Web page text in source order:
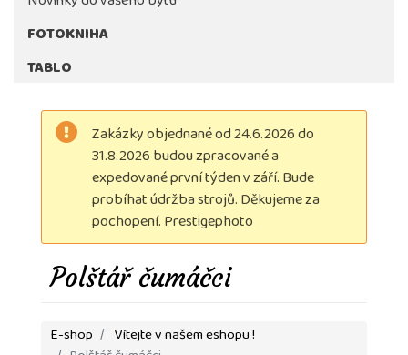
FOTOKNIHA
TABLO
Zakázky objednané od 24.6.2026 do
31.8.2026 budou zpracované a
expedované první týden v září. Bude
probíhat údržba strojů. Děkujeme za
pochopení. Prestigephoto
Polštář čumáčci
E-shop Vítejte v našem eshopu !